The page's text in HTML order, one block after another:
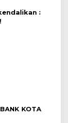
:
KOTA